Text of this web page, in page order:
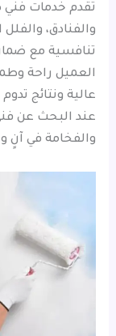
تقدم خدمات فني
والفنادق،
تنافسية مع
العميل راحة
عالية ونتائج
عند البحث عن
والفخامة في آنٍ